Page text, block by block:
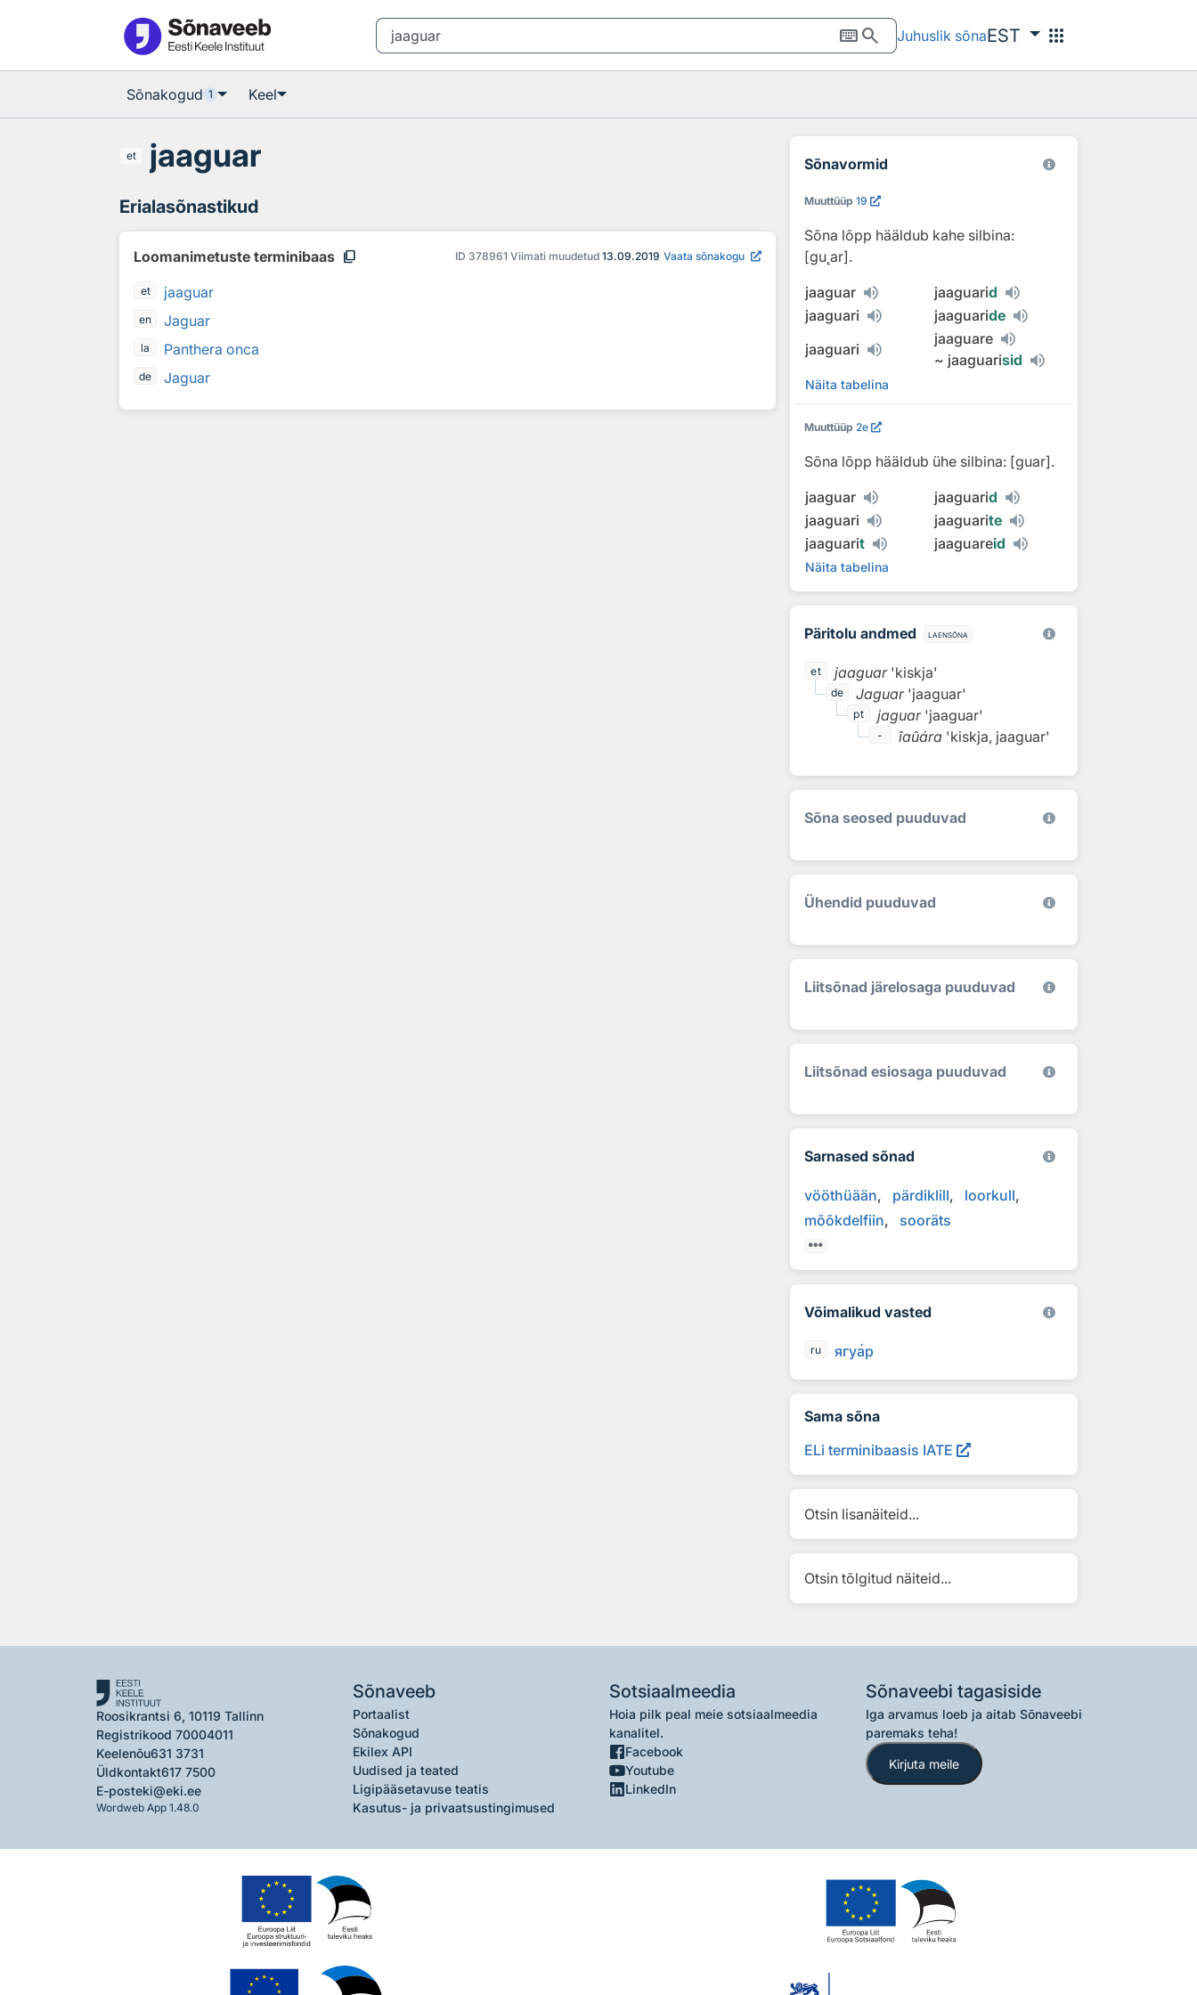
keyboardsearch Juhuslik sõnaEST apps
Sõnakogud 1 Keel
et jaaguar
Erialasõnastikud
Loomanimetuste terminibaas content_copy ID 378961 Viimati muudetud 13.09.2019 Vaata sõnakogu
et jaaguar
en Jaguar
la Panthera onca
de Jaguar
Sõnavormid
Muuttüüp 19
Sõna lõpp hääldub kahe silbina:
[gu˛ar].
jaaguar
jaaguarid
jaaguari
jaaguaride
jaaguari
jaaguare
~ jaaguarisid
Näita tabelina
Muuttüüp 2e
Sõna lõpp hääldub ühe silbina: [guar].
jaaguar
jaaguarid
jaaguari
jaaguarite
jaaguarit jaaguareid
Näita tabelina
Päritolu andmed laensõna
et jaaguar 'kiskja'
de Jaguar 'jaaguar'
pt jaguar 'jaaguar'
- îaûára 'kiskja, jaaguar'
Sõna seosed puuduvad
Ühendid puuduvad
Liitsõnad järelosaga puuduvad
Liitsõnad esiosaga puuduvad
Sarnased sõnad
vööthüään pärdiklill
loorkull
mõõkdelfiin
sooräts
Võimalikud vasted
ru ягуар
Sama sõna
ELi terminibaasis IATE
Otsin lisanäiteid...
Otsin tõlgitud näiteid...
Roosikrantsi 6, 10119 Tallinn
Registrikood 70004011
Keelenõu631 3731
Üldkontakt617 7500
E-posteki@eki.ee
Wordweb App 1.48.0
Sõnaveeb
Portaalist
Sõnakogud
Ekilex API
Uudised ja teated
Ligipääsetavuse teatis
Kasutus- ja privaatsustingimused
Sotsiaalmeedia
Hoia pilk peal meie sotsiaalmeedia
kanalitel.
Facebook
Youtube
LinkedIn
Sõnaveebi tagasiside
Iga arvamus loeb ja aitab Sõnaveebi
paremaks teha!
Kirjuta meile